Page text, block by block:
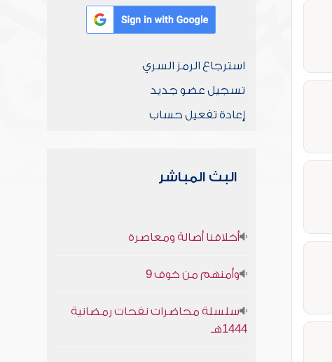
استرجاع الرمز السري
تسجيل عضو جديد
إعادة تفعيل حساب
البث المباشر
أخلاقنا أصالة ومعاصرة
وأمنهم من خوف 9
سلسلة محاضرات نفحات رمضانية
1444هـ